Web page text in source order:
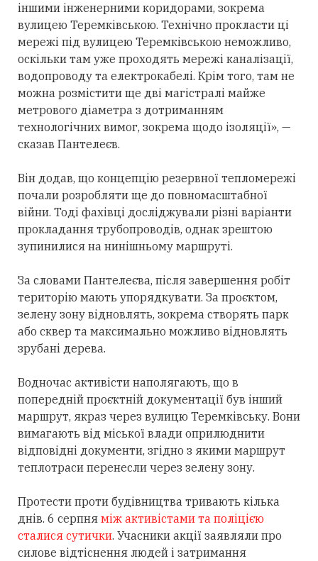
іншими інженерними коридорами, зокрема
вулицею Теремківською. Технічно прокласти ці
мережі під вулицею Теремківською неможливо,
оскільки там уже проходять мережі каналізації,
водопроводу та електрокабелі. Крім того, там не
можна розмістити ще дві магістралі майже
метрового діаметра з дотриманням
технологічних вимог, зокрема щодо ізоляції», —
сказав Пантелеєв.
Він додав, що концепцію резервної тепломережі
почали розробляти ще до повномасштабної
війни. Тоді фахівці досліджували різні варіанти
прокладання трубопроводів, однак зрештою
зупинилися на нинішньому маршруті.
За словами Пантелеєва, після завершення робіт
територію мають упорядкувати. За проєктом,
зелену зону відновлять, зокрема створять парк
або сквер та максимально можливо відновлять
зрубані дерева.
Водночас активісти наполягають, що в
попередній проєктній документації був інший
маршрут, якраз через вулицю Теремківську. Вони
вимагають від міської влади оприлюднити
відповідні документи, згідно з якими маршрут
теплотраси перенесли через зелену зону.
Протести проти будівництва тривають кілька
днів. 6 серпня між активістами та поліцією
сталися сутички. Учасники акції заявляли про
силове відтіснення людей і затримання